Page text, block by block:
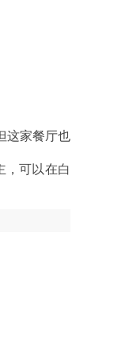
这家餐厅也
，可以在白